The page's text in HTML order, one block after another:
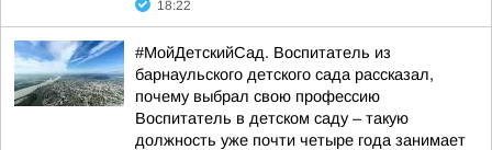
18:22
#МойДетскийСад. Воспитатель из
барнаульского детского сада рассказал,
почему выбрал свою профессию
Воспитатель в детском саду – такую
должность уже почти четыре года занимает